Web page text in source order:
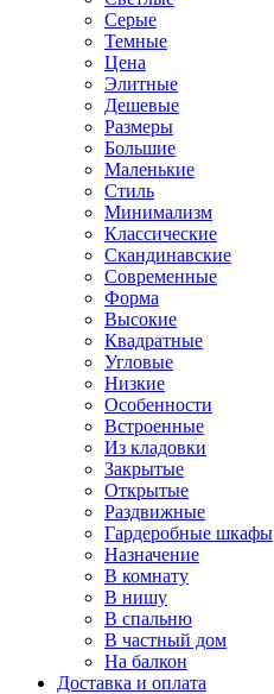
Серые
Темные
Цена
Элитные
Дешевые
Размеры
Большие
Маленькие
Стиль
Минимализм
Классические
Скандинавские
Современные
Форма
Высокие
Квадратные
Угловые
Низкие
Особенности
Встроенные
Из кладовки
Закрытые
Открытые
Раздвижные
Гардеробные шкафы
Назначение
В комнату
В нишу
В спальню
В частный дом
На балкон
Доставка и оплата